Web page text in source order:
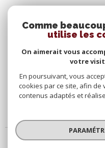
Comme
utilise les
On aimerait vous
votre
En poursuivant, vous
cookies par ce site, afin de
contenus adaptés et